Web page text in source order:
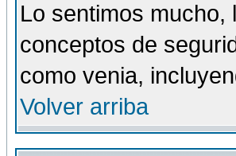
Lo sentimos mucho,
conceptos de
como venia,
Volver arriba